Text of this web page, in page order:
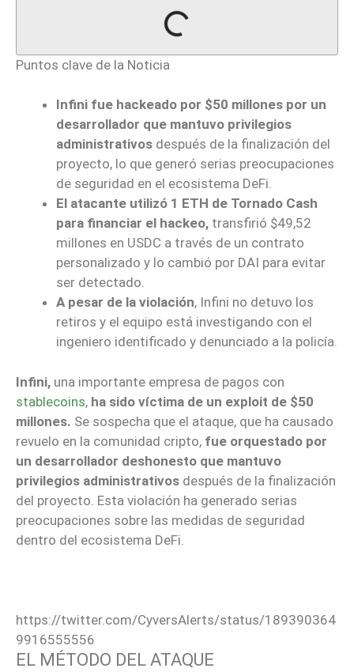
Puntos clave de la Noticia
Infini fue hackeado por $50 millones por un
desarrollador que mantuvo privilegios
administrativos después de la finalización del
proyecto, lo que generó serias preocupaciones
de seguridad en el ecosistema DeFi.
El atacante utilizó 1 ETH de Tornado Cash
para financiar el hackeo, transfirió $49,52
millones en USDC a través de un contrato
personalizado y lo cambió por DAI para evitar
ser detectado.
A pesar de la violación, Infini no detuvo los
retiros y el equipo está investigando con el
ingeniero identificado y denunciado a la policía.
Infini, una importante empresa de pagos con
stablecoins, ha sido víctima de un exploit de $50
millones. Se sospecha que el ataque, que ha causado
revuelo en la comunidad cripto, fue orquestado por
un desarrollador deshonesto que mantuvo
privilegios administrativos después de la finalización
del proyecto. Esta violación ha generado serias
preocupaciones sobre las medidas de seguridad
dentro del ecosistema DeFi.
https://twitter.com/CyversAlerts/status/189390364
9916555556
EL MÉTODO DEL ATAQUE